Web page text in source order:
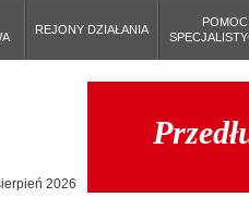
REJONY DZIAŁANIA
POMOC
2026